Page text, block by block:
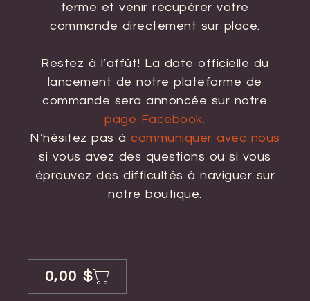
ferme et venir récupérer votre
commande directement sur place.
Restez à l’affût! La date officielle du
lancement de notre plateforme de
commande sera annoncée sur notre
page Facebook.
N’hésitez pas àcommuniquer avec nous
si vous avez des questions ou si vous
éprouvez des difficultés à naviguer sur
notre boutique.
0,00 $